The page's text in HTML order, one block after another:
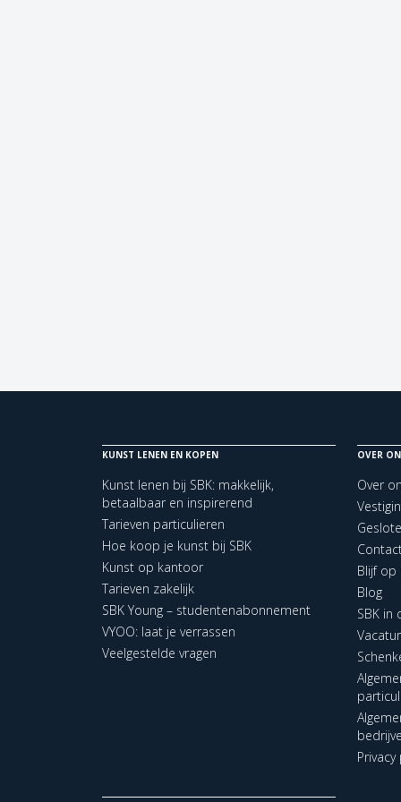
KUNST LENEN EN KOPEN
Kunst lenen bij SBK: makkelijk,
betaalbaar en inspirerend
Tarieven particulieren
Hoe koop je kunst bij SBK
Kunst op kantoor
Tarieven zakelijk
SBK Young – studentenabonnement
VYOO: laat je verrassen
Veelgestelde vragen
OVER
Over
Blijf op
Blog
SBK in